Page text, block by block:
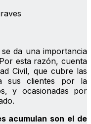
da una importancia
esta razón, cuenta
Civil, que cubre las
sus clientes por la
y ocasionadas por
acumulan son el de